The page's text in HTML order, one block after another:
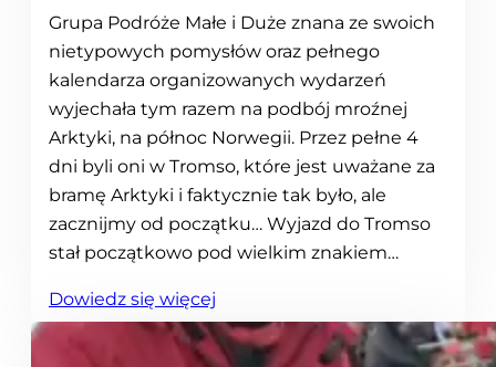
Grupa Podróże Małe i Duże znana ze swoich
nietypowych pomysłów oraz pełnego
kalendarza organizowanych wydarzeń
wyjechała tym razem na podbój mroźnej
Arktyki, na północ Norwegii. Przez pełne 4
dni byli oni w Tromso, które jest uważane za
bramę Arktyki i faktycznie tak było, ale
zacznijmy od początku… Wyjazd do Tromso
stał początkowo pod wielkim znakiem…
Dowiedz się więcej
N
a